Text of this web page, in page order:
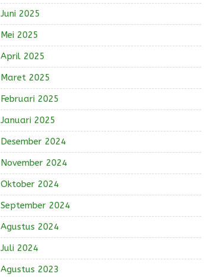
Juni 2025
Mei 2025
April 2025
Maret 2025
Februari 2025
Januari 2025
Desember 2024
November 2024
Oktober 2024
September 2024
Agustus 2024
Juli 2024
Agustus 2023